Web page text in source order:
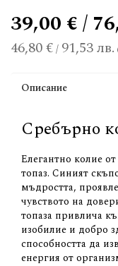
46,80 €/ 91,53 лв.
39,00 € /
Описание
Сребърно
Елегантно колие
топаз. Синият
мъдростта,
чувството на
топаза привлича
изобилие и добро
способността да
енергия от